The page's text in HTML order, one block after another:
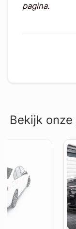
pagina.
Bekijk onze